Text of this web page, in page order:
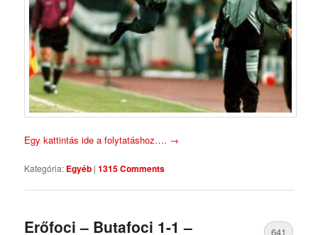
Egy kattintás ide a folytatáshoz…. →
Kategória: Egyéb |1315 Comments
Erőfoci – Butafoci 1-1 –
641